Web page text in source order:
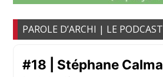
PAROLE D’ARCHI | LE PODCAST